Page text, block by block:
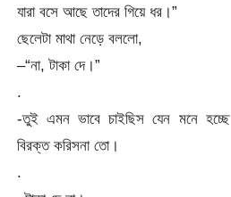
যারা বসে আছে তাদের গিয়ে ধর।”
ছেলেটা মাথা নেড়ে বললো,
–“না, টাকা দে।”
.
-তুই এমন ভাবে চাইছিস যেন মনে
বিরক্ত করিসনা তো।
.